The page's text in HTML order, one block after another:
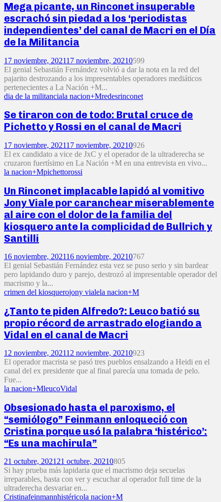
Mega picante, un Rinconet insuperable
escrachó sin piedad a los ‘periodistas
independientes’ del canal de Macri en el Día
de la Militancia
17 noviembre, 202117 noviembre, 20210599
El genial Sebastián Fernández volvió a dar la nota en la red del
pajarito destrozando a los impresentables operadores mediáticos
pertenecientes a La Nación +M...
dia de la militanciala nacion+Mredesrinconet
Se tiraron con de todo: Brutal cruce de
Pichetto y Rossi en el canal de Macri
17 noviembre, 202117 noviembre, 20210926
El ex candidato a vice de JxC y el operador de la ultraderecha se
cruzaron fuertísimo en La Nación +M en una entrevista en vivo...
la nacion+Mpichettorossi
Un Rinconet implacable lapidó al vomitivo
Jony Viale por caranchear miserablemente
al aire con el dolor de la familia del
kiosquero ante la complicidad de Bullrich y
Santilli
16 noviembre, 202116 noviembre, 20210767
El genial Sebastián Fernández esta vez se puso serio y sin bardear
pero lapidando duro y parejo, destrozó al impresentable operador del
macrismo y la...
crimen del kiosquerojony vialela nacion+M
¿Tanto te piden Alfredo?: Leuco batió su
propio récord de arrastrado elogiando a
Vidal en el canal de Macri
12 noviembre, 202112 noviembre, 20210923
El operador macrista se pasó tres pueblos ensalzando a Heidi en el
canal del ex presidente que al final parecía una tomada de pelo.
Fue...
la nacion+MleucoVidal
Obsesionado hasta el paroxismo, el
“semiólogo” Feinmann enloqueció con
Cristina porque usó la palabra ‘histérico’:
“Es una machirula”
21 octubre, 202121 octubre, 20210805
Si hay prueba más lapidaria que el macrismo deja secuelas
irreparables, basta con ver y escuchar al operador full time de la
ultraderecha desvariar en...
Cristinafeinmannhistéricola nacion+M